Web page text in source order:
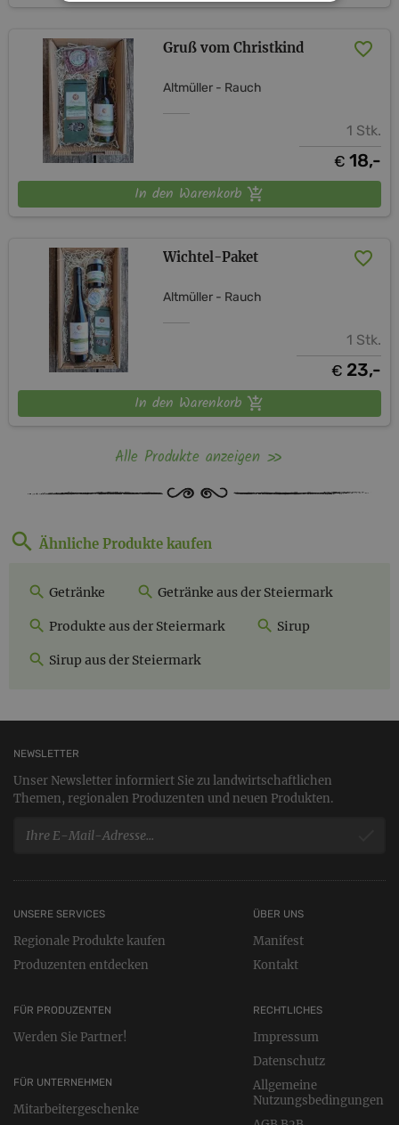
Gruß vom Christkind
Altmüller - Rauch
1 Stk.
€ 18,-
In den Warenkorb
Wichtel-Paket
Altmüller - Rauch
1 Stk.
€ 23,-
In den Warenkorb
Alle Produkte anzeigen
Ähnliche Produkte kaufen
Getränke Getränke aus der Steiermark
Produkte aus der Steiermark Sirup
Sirup aus der Steiermark
NEWSLETTER
Unser Newsletter informiert Sie zu landwirtschaftlichen
Themen, regionalen Produzenten und neuen Produkten.
UNSERE SERVICES
Regionale Produkte kaufen
Produzenten entdecken
FÜR PRODUZENTEN
Werden Sie Partner!
FÜR UNTERNEHMEN
Mitarbeitergeschenke
RECHTLICHES
Impressum
Datenschutz
Allgemeine
Nutzungsbedingungen
ÜBER UNS
Manifest
Kontakt